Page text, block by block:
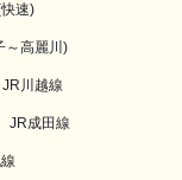
速)
～高麗川)
JR川越線
JR成田線